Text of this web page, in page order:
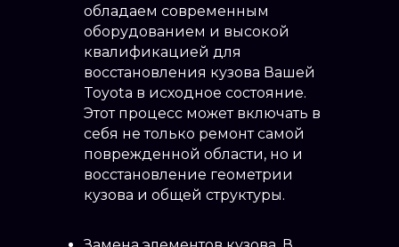
обладаем современным
оборудованием и высокой
квалификацией для
восстановления кузова Вашей
Toyota в исходное состояние.
Этот процесс может включать в
себя не только ремонт самой
поврежденной области, но и
восстановление геометрии
кузова и общей структуры.